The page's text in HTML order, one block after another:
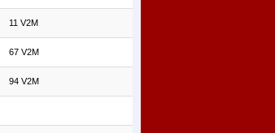
11 V2M
67 V2M
94 V2M